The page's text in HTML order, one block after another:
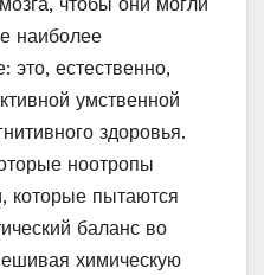
наиболее
это, естественно,
умственной
здоровья.
ноотропы
которые пытаются
баланс во
химическую